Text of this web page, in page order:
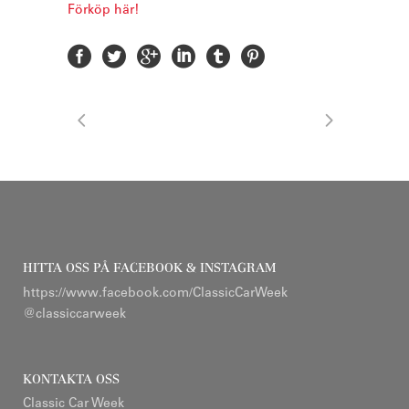
Förköp här!
HITTA OSS PÅ FACEBOOK & INSTAGRAM
https://www.facebook.com/ClassicCarWeek
@classiccarweek
KONTAKTA OSS
Classic Car Week